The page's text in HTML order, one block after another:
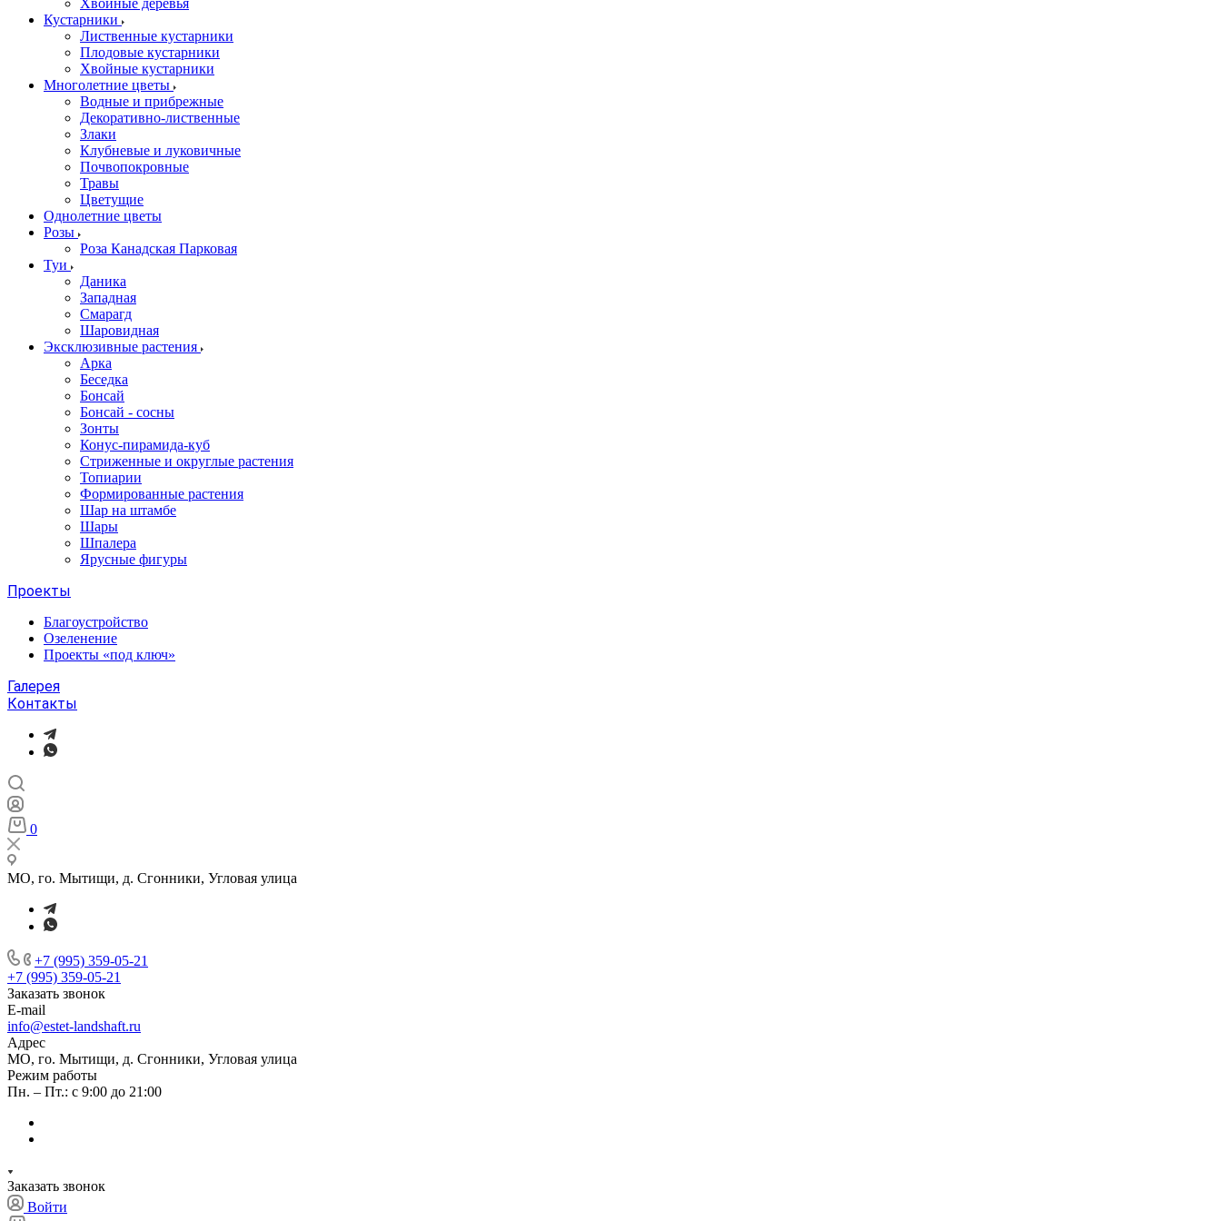
Хвойные деревья
Кустарники
Лиственные кустарники
Плодовые кустарники
Хвойные кустарники
Многолетние цветы
Водные и прибрежные
Декоративно-лиственные
Злаки
Клубневые и луковичные
Почвопокровные
Травы
Цветущие
Однолетние цветы
Розы
Роза Канадская Парковая
Туи
Даника
Западная
Смарагд
Шаровидная
Эксклюзивные растения
Арка
Беседка
Бонсай
Бонсай - сосны
Зонты
Конус-пирамида-куб
Стриженные и округлые растения
Топиарии
Формированные растения
Шар на штамбе
Шары
Шпалера
Ярусные фигуры
Проекты
Благоустройство
Озеленение
Проекты «под ключ»
Галерея
Контакты
0
МО, го. Мытищи, д. Сгонники, Угловая улица
+7 (995) 359-05-21
+7 (995) 359-05-21
Заказать звонок
E-mail
info@estet-landshaft.ru
Адрес
МО, го. Мытищи, д. Сгонники, Угловая улица
Режим работы
Пн. – Пт.: с 9:00 до 21:00
Заказать звонок
Войти